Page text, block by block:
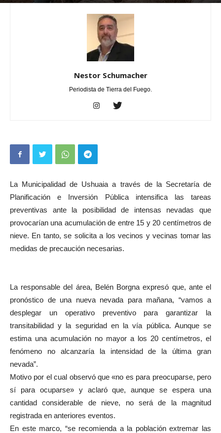
Por Nestor Schumacher - julio 24, 2025 0
Nestor Schumacher
Periodista de Tierra del Fuego.
La Municipalidad de Ushuaia a través de la Secretaría de
Planificación e Inversión Pública intensifica las tareas
preventivas ante la posibilidad de intensas nevadas que
provocarían una acumulación de entre 15 y 20 centímetros de
nieve. En tanto, se solicita a los vecinos y vecinas tomar las
medidas de precaución necesarias.
La responsable del área, Belén Borgna expresó que, ante el
pronóstico de una nueva nevada para mañana, “vamos a
desplegar un operativo preventivo para garantizar la
transitabilidad y la seguridad en la vía pública. Aunque se
estima una acumulación no mayor a los 20 centímetros, el
fenómeno no alcanzaría la intensidad de la última gran
nevada”.
Motivo por el cual observó que «no es para preocuparse, pero
sí para ocuparse» y aclaró que, aunque se espera una
cantidad considerable de nieve, no será de la magnitud
registrada en anteriores eventos.
En este marco, “se recomienda a la población extremar las